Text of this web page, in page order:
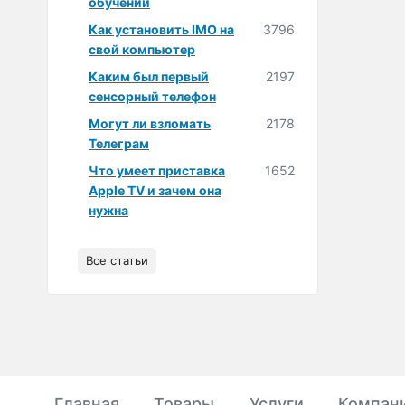
Как установить IMO на
свой компьютер
3796
Каким был первый
сенсорный телефон
2197
Могут ли взломать
Телеграм
2178
Что умеет приставка
Apple TV и зачем она
нужна
1652
Все статьи